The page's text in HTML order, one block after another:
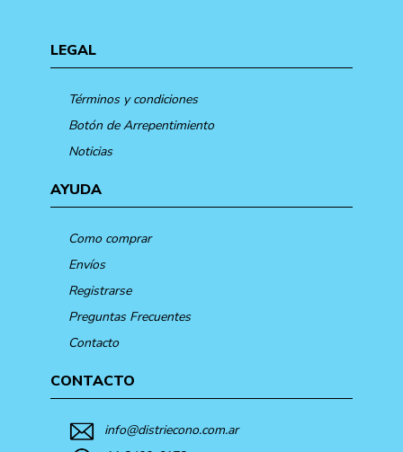
LEGAL
Términos y condiciones
Botón de Arrepentimiento
Noticias
AYUDA
Como comprar
Envíos
Registrarse
Preguntas Frecuentes
Contacto
CONTACTO
info@distriecono.com.ar